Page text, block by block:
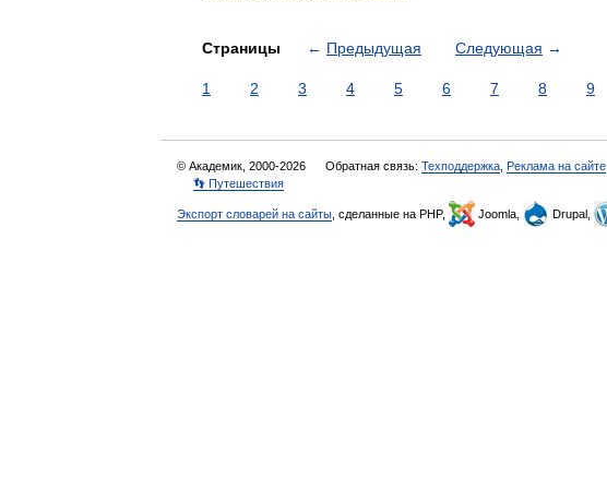
Страницы ← Предыдущая Следующая →
1 2 3 4 5 6 7 8 9
© Академик, 2000-2026 Обратная связь: Техподдержка Реклама на сайте
👣 Путешествия
Экспорт словарей на сайты , сделанные на PHP, Joomla, Drupal,